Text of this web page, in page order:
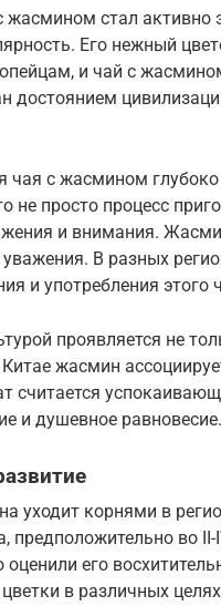
жасмином стал активно
Его нежный
и чай с
достоянием
чая с жасмином
не просто процесс
и внимания.
В разных
и употребления этого
проявляется не
жасмин
считается
и душевное равновесие.
уходит корнями в
предположительно во II-
его
в различных